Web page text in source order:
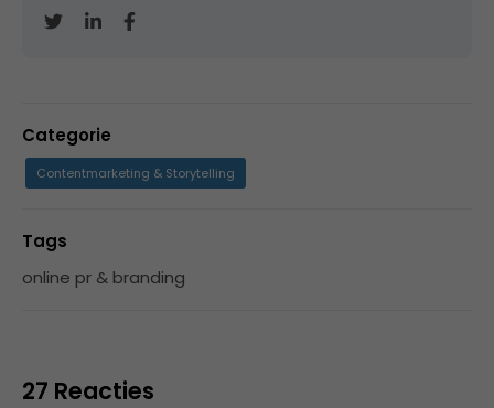
Categorie
Contentmarketing & Storytelling
Tags
online pr & branding
27 Reacties